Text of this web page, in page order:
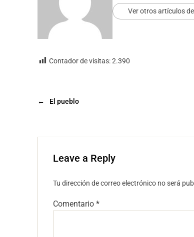
Ver otros artículos
Contador de visitas:2.390
← El pueblo
Leave a Reply
Tu dirección de correo electrónico no será
Comentario *